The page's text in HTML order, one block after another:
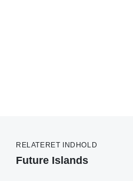
RELATERET INDHOLD
Future Islands